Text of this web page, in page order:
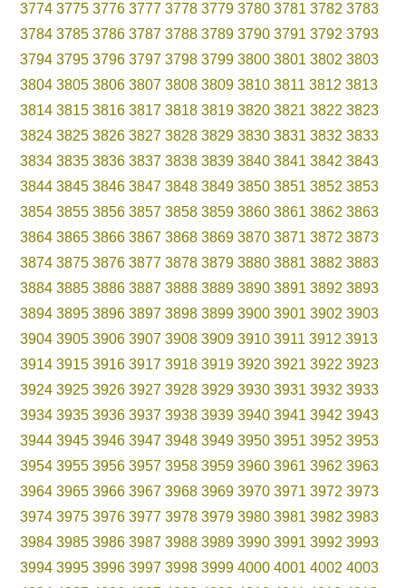
3774 3775 3776 3777 3778 3779 3780 3781 3782 3783
3784 3785 3786 3787 3788 3789 3790 3791 3792 3793
3794 3795 3796 3797 3798 3799 3800 3801 3802 3803
3804 3805 3806 3807 3808 3809 3810 3811 3812 3813
3814 3815 3816 3817 3818 3819 3820 3821 3822 3823
3824 3825 3826 3827 3828 3829 3830 3831 3832 3833
3834 3835 3836 3837 3838 3839 3840 3841 3842 3843
3844 3845 3846 3847 3848 3849 3850 3851 3852 3853
3854 3855 3856 3857 3858 3859 3860 3861 3862 3863
3864 3865 3866 3867 3868 3869 3870 3871 3872 3873
3874 3875 3876 3877 3878 3879 3880 3881 3882 3883
3884 3885 3886 3887 3888 3889 3890 3891 3892 3893
3894 3895 3896 3897 3898 3899 3900 3901 3902 3903
3904 3905 3906 3907 3908 3909 3910 3911 3912 3913
3914 3915 3916 3917 3918 3919 3920 3921 3922 3923
3924 3925 3926 3927 3928 3929 3930 3931 3932 3933
3934 3935 3936 3937 3938 3939 3940 3941 3942 3943
3944 3945 3946 3947 3948 3949 3950 3951 3952 3953
3954 3955 3956 3957 3958 3959 3960 3961 3962 3963
3964 3965 3966 3967 3968 3969 3970 3971 3972 3973
3974 3975 3976 3977 3978 3979 3980 3981 3982 3983
3984 3985 3986 3987 3988 3989 3990 3991 3992 3993
3994 3995 3996 3997 3998 3999 4000 4001 4002 4003